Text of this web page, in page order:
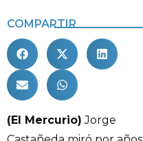
COMPARTIR
(El Mercurio) Jorge